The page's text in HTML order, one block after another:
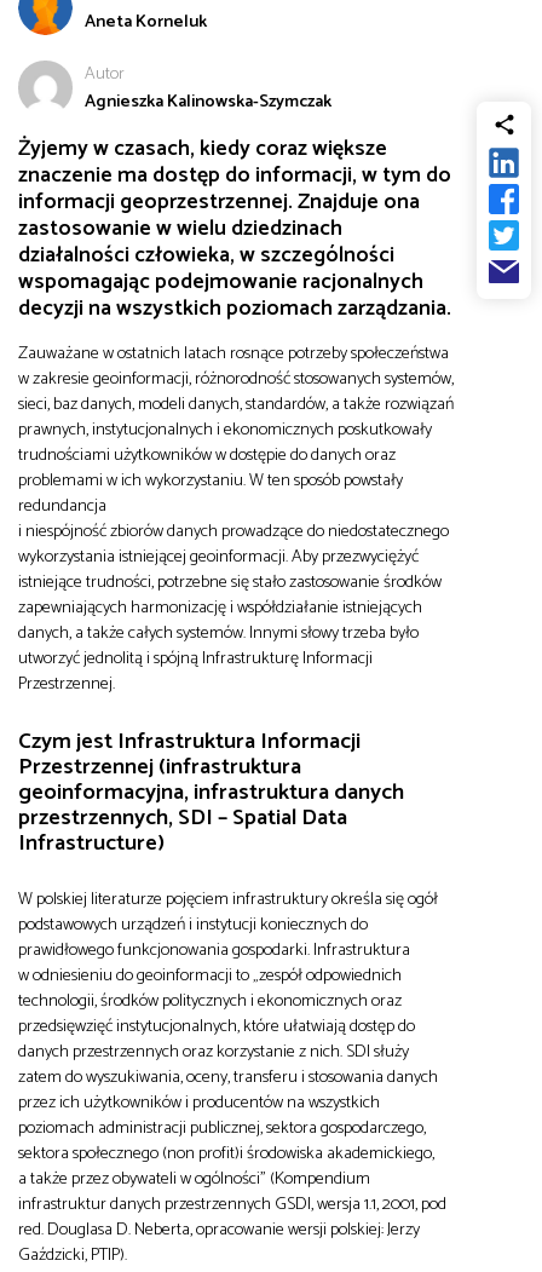
od
Infrastruktura i telekomunikacja
Turystyka i rekreacja
Architektura, inżynieria i budownictwo
Aneta Korneluk
Autor
Agnieszka Kalinowska-Szymczak
Żyjemy w czasach, kiedy coraz większe
znaczenie ma dostęp do informacji, w tym do
informacji geoprzestrzennej. Znajduje ona
zastosowanie w wielu dziedzinach
działalności człowieka, w szczególności
wspomagając podejmowanie racjonalnych
decyzji na wszystkich poziomach zarządzania.
Zauważane w ostatnich latach rosnące potrzeby społeczeństwa
w zakresie geoinformacji, różnorodność stosowanych systemów,
sieci, baz danych, modeli danych, standardów, a także rozwiązań
prawnych, instytucjonalnych i ekonomicznych poskutkowały
trudnościami użytkowników w dostępie do danych oraz
problemami w ich wykorzystaniu. W ten sposób powstały
redundancja
i niespójność zbiorów danych prowadzące do niedostatecznego
wykorzystania istniejącej geoinformacji. Aby przezwyciężyć
istniejące trudności, potrzebne się stało zastosowanie środków
zapewniających harmonizację i współdziałanie istniejących
danych, a także całych systemów. Innymi słowy trzeba było
utworzyć jednolitą i spójną Infrastrukturę Informacji
Przestrzennej.
Czym jest Infrastruktura Informacji
Przestrzennej (infrastruktura
geoinformacyjna, infrastruktura danych
przestrzennych, SDI – Spatial Data
Infrastructure)
W polskiej literaturze pojęciem infrastruktury określa się ogół
podstawowych urządzeń i instytucji koniecznych do
prawidłowego funkcjonowania gospodarki. Infrastruktura
w odniesieniu do geoinformacji to „zespół odpowiednich
technologii, środków politycznych i ekonomicznych oraz
przedsięwzięć instytucjonalnych, które ułatwiają dostęp do
danych przestrzennych oraz korzystanie z nich. SDI służy
zatem do wyszukiwania, oceny, transferu i stosowania danych
przez ich użytkowników i producentów na wszystkich
poziomach administracji publicznej, sektora gospodarczego,
sektora społecznego (non profit)i środowiska akademickiego,
a także przez obywateli w ogólności” (Kompendium
infrastruktur danych przestrzennych GSDI, wersja 1.1, 2001, pod
red. Douglasa D. Neberta, opracowanie wersji polskiej: Jerzy
Gaździcki, PTIP).